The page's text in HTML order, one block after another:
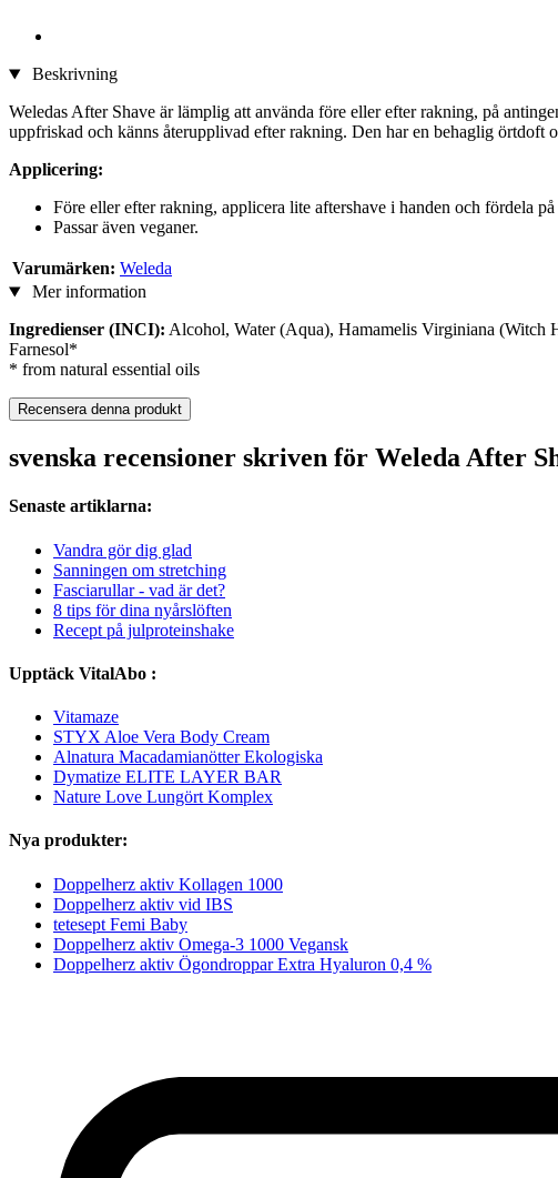
Beskrivning
Weledas After Shave är lämplig att använda före eller efter rakning, på
uppfriskad och känns återupplivad efter rakning. Den har en behaglig örtdoft
Applicering:
Före eller efter rakning, applicera lite aftershave i handen och fördela
Passar även veganer.
Varumärken: Weleda
Mer information
Ingredienser (INCI): Alcohol, Water (Aqua), Hamamelis Virginiana
Farnesol*
* from natural essential oils
Recensera denna produkt
svenska recensioner skriven för Weleda After
Senaste artiklarna:
Vandra gör dig glad
Sanningen om stretching
Fasciarullar - vad är det?
8 tips för dina nyårslöften
Recept på julproteinshake
Upptäck VitalAbo :
Vitamaze
STYX Aloe Vera Body Cream
Alnatura Macadamianötter Ekologiska
Dymatize ELITE LAYER BAR
Nature Love Lungört Komplex
Nya produkter:
Doppelherz aktiv Kollagen 1000
Doppelherz aktiv vid IBS
tetesept Femi Baby
Doppelherz aktiv Omega-3 1000 Vegansk
Doppelherz aktiv Ögondroppar Extra Hyaluron 0,4 %